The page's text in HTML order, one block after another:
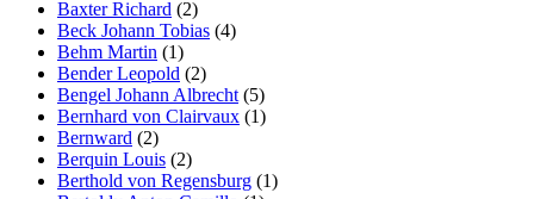
Baxter Richard (2)
Beck Johann Tobias (4)
Behm Martin (1)
Bender Leopold (2)
Bengel Johann Albrecht (5)
Bernhard von Clairvaux (1)
Bernward (2)
Berquin Louis (2)
Berthold von Regensburg (1)